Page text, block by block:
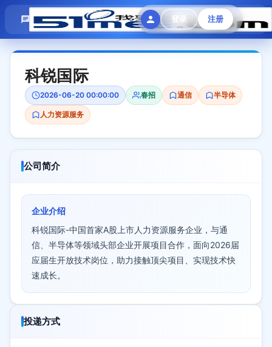
登录 注册
模拟面试 题目大全 招聘中心 会员专区
科锐国际
2026-06-20 00:00:00 春招 通信 半导体
人力资源服务
公司简介
企业介绍
科锐国际-中国首家A股上市人力资源服务企业，与通
信、半导体等领域头部企业开展项目合作，面向2026届
应届生开放技术岗位，助力接触顶尖项目、实现技术快
速成长。
投递方式